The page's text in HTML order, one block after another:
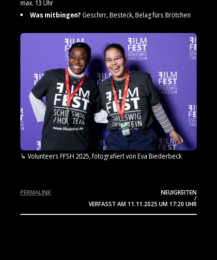
max. 13 Uhr
Was mitbingen? Geschirr, Besteck, Belag fürs Brötchen
Volunteers FFSH 2025, fotografiert von Eva Biederbeck
NEUIGKEITEN
/
VERFASST AM 11.11.2025 UM 17:20 UHR
PERMALINK